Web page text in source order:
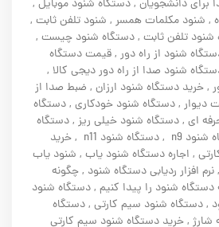
دانشجویان , دستگاه شنود موبایل ,
, شنود مکلمات همسر , شنود تلفن ثابت ,
شنود تلفن ثابت , دستگاه شنود چیست ,
شنود از راه دور , قیمت دستگاه
شنود صدا از راه دور دیجی کالا ,
, خرید دستگاه شنود ارزان , ضبط صدا از
دیوار , دستگاه شنود خودکاری , دستگاه
ای , دستگاه شنود خیلی ریز , دستگاه
شنود سیم کارت خور , دستگاه شنود n9 , دستگاه شنود n11 , خرید
, اجاره دستگاه شنود یاب , شنود یاب
افزار ردیابی دستگاه شنود , چگونه
شنود را پیدا کنیم , دستگاه شنود
, دستگاه شنود سیم کارتی , دستگاه
شارژ , خرید دستگاه شنود سیم کارتی